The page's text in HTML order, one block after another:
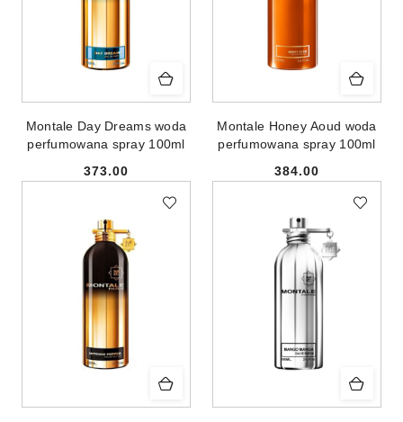
Montale Day Dreams woda
perfumowana spray 100ml
Cena:
373.00
Montale Honey Aoud woda
perfumowana spray 100ml
Cena:
384.00